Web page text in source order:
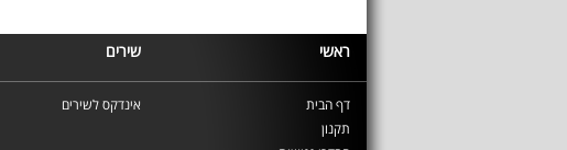
ראשי שירים
דף הבית
תקנון
אינדקס לשירים